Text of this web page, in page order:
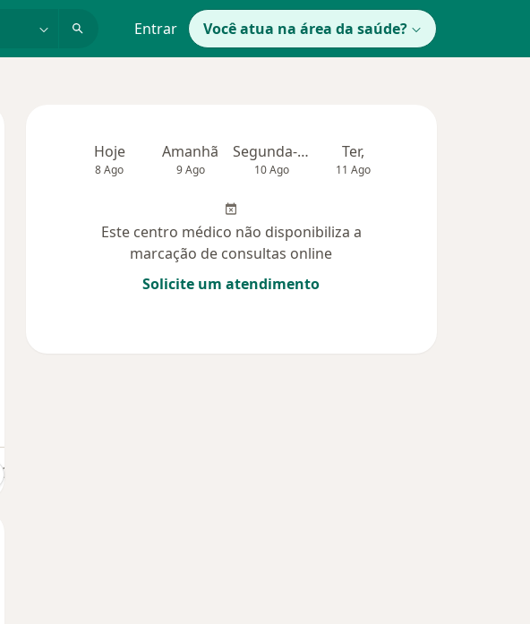
Entrar Você atua na área da saúde?
Opiniões (1302)
Hoje
8 Ago
Amanhã
9 Ago
Segunda-feira
10 Ago
Ter,
11 Ago
Este centro médico não disponibiliza a
marcação de consultas online
Solicite um atendimento